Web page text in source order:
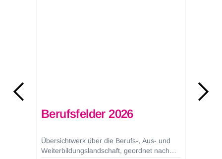
Berufsfelder 2026
Übersichtwerk über die Berufs-, Aus- und
Weiterbildungslandschaft, geordnet nach